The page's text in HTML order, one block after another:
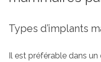
Types d’implants
Il est préférable dans